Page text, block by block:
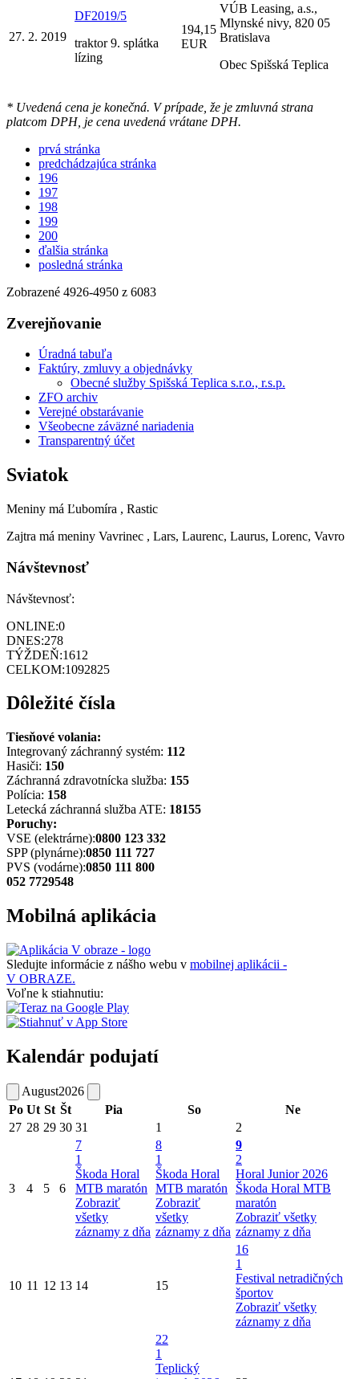
27. 2. 2019
DF2019/5
traktor 9. splátka
lízing
194,15
EUR
VÚB Leasing, a.s.,
Mlynské nivy, 820 05
Bratislava
Obec Spišská Teplica
* Uvedená cena je konečná. V prípade, že je zmluvná strana
platcom DPH, je cena uvedená vrátane DPH.
prvá stránka
predchádzajúca stránka
196
197
198
199
200
ďalšia stránka
posledná stránka
Zobrazené 4926-4950 z 6083
Zverejňovanie
Úradná tabuľa
Faktúry, zmluvy a objednávky
Obecné služby Spišská Teplica s.r.o., r.s.p.
ZFO archiv
Verejné obstarávanie
Všeobecne záväzné nariadenia
Transparentný účet
Sviatok
Meniny má Ľubomíra , Rastic
Zajtra má meniny Vavrinec , Lars, Laurenc, Laurus, Lorenc, Vavro
Návštevnosť
Návštevnosť:
ONLINE:0
DNES:278
TÝŽDEŇ:1612
CELKOM:1092825
Dôležité čísla
Tiesňové volania:
Integrovaný záchranný systém: 112
Hasiči: 150
Záchranná zdravotnícka služba: 155
Polícia: 158
Letecká záchranná služba ATE: 18155
Poruchy:
VSE (elektrárne):0800 123 332
SPP (plynárne):0850 111 727
PVS (vodárne):0850 111 800
052 7729548
Mobilná aplikácia
Sledujte informácie z nášho webu v mobilnej aplikácii -
V OBRAZE.
Voľne k stiahnutiu:
Kalendár podujatí
August2026
Po Ut St Št Pia So
Ne
27 28 29 30 31 1 2
3 4 5 6
7
1
Škoda Horal
MTB maratón
Zobraziť
všetky
záznamy z dňa
8
1
Škoda Horal
MTB maratón
Zobraziť
všetky
záznamy z dňa
9
2
Horal Junior 2026
Škoda Horal MTB
maratón
Zobraziť všetky
záznamy z dňa
10 11 12 13 14 15
16
1
Festival netradičných
športov
Zobraziť všetky
záznamy z dňa
22
1
Teplický